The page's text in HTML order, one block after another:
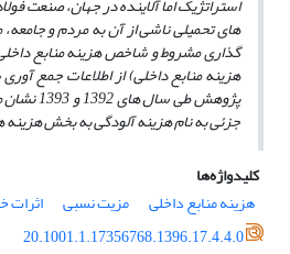
استراتژیک اما آلاینده در جهان، صنعت
های تحمیلی ناشی از آن به مردم و
گذاری مشروط و شاخص هزینه منابع
هزینه منابع داخلی) از اطلاعات جمع
پژوهش طی سالهای 1392 و 1393 نشان می
جزئی به نام هزینه آلودگی به بخش هزینه
کلیدواژه‌ها
هزینه منابع داخلی
مزیت نسبی اثرات
20.1001.1.17356768.1396.17.4.4.0